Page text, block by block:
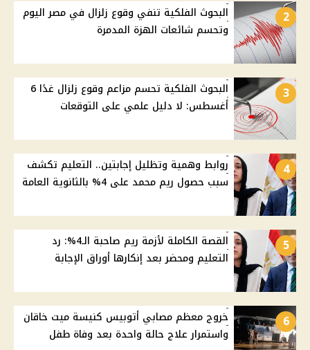
2
البحوث الفلكية تنفي وقوع زلزال في مصر اليوم
وتحسم شائعات الهزة المدمرة
3
البحوث الفلكية تحسم مزاعم وقوع زلزال غدًا 6
أغسطس: لا دليل علمي على التوقعات
4
روابط وهمية وتظليل إجابتين.. التعليم تكشف
سبب حصول ريم محمد على 4% بالثانوية العامة
5
القصة الكاملة لأزمة ريم صاحبة الـ4%: رد
التعليم ومحضر بعد إنكارها أوراق الإجابة
6
خروج معظم مصابي أتوبيس كنيسة ميت خاقان
واستمرار علاج حالة واحدة بعد وفاة طفل